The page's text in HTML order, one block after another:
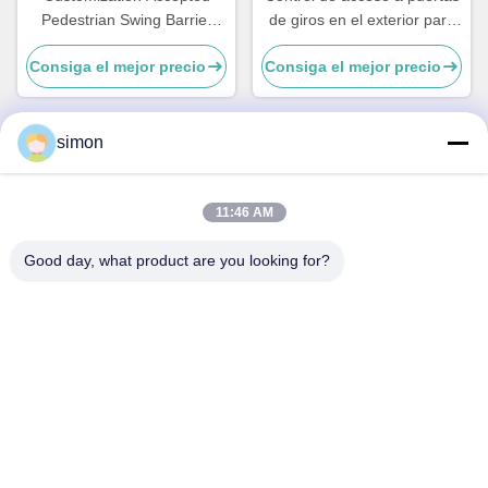
Pedestrian Swing Barrier
Turnstile Of Face
Recognition
Consiga el mejor precio
de giros en el exterior para
estadios
Consiga el mejor precio
No. 11, camino industrial de Lingwu, calle de Guanlan,
simon
11:46 AM
Good day, what product are you looking for?